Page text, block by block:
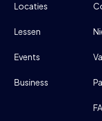
Locaties
Lessen
Events
Business